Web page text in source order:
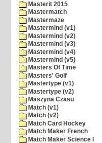
Masterit 2015
Mastermatch
Mastermaze
Mastermind (v1)
Mastermind (v2)
Mastermind (v3)
Mastermind (v4)
Mastermind (v5)
Masters Of Time
Masters' Golf
Mastertype (v1)
Mastertype (v2)
Maszyna Czasu
Match (v1)
Match (v2)
Match Card Hockey
Match Maker French
Match Maker Science I